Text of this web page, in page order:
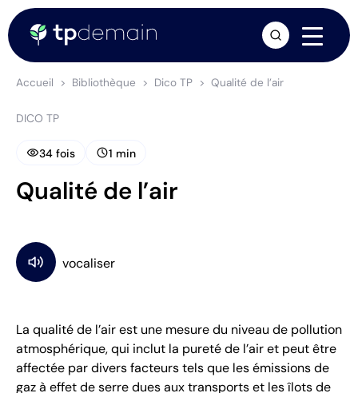
Accueil Bibliothèque Dico TP Qualité de l’air
DICO TP
visibility34 fois schedule1 min
Qualité de l’air
La qualité de l’air est une mesure du niveau de pollution
atmosphérique, qui inclut la pureté de l’air et peut être
affectée par divers facteurs tels que les émissions de
gaz à effet de serre dues aux transports et les îlots de
arrow_forward